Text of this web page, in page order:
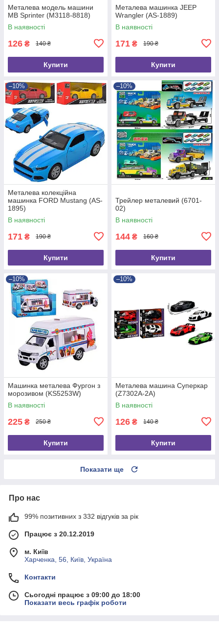
Металева модель машини
MB Sprinter (M3118-8818)
В наявності
126 ₴ 140 ₴
Купити
Металева машинка JEEP
Wrangler (AS-1889)
В наявності
171 ₴ 190 ₴
Купити
–10%
Металева колекційна
машинка FORD Mustang (AS-
1895)
В наявності
171 ₴ 190 ₴
Купити
–10%
Трейлер металевий (6701-
02)
В наявності
144 ₴ 160 ₴
Купити
–10%
Машинка металева Фургон з
морозивом (KS5253W)
В наявності
225 ₴ 250 ₴
Купити
–10%
Металева машина Суперкар
(Z7302A-2A)
В наявності
126 ₴ 140 ₴
Купити
Показати ще
Про нас
99% позитивних з 332 відгуків за рік
Працює з 20.12.2019
м. Київ
Харченка, 56, Київ, Україна
Контакти
Сьогодні працює з 09:00 до 18:00
Показати весь графік роботи